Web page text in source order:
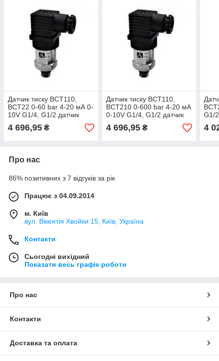
Датчик тиску BCT110,
BCT22 0-60 bar 4-20 мА 0-
10V G1/4, G1/2 датчик
4 696,95 ₴
Датчик тиску BCT110,
BCT210 0-600 bar 4-20 мА
0-10V G1/4, G1/2 датчик
4 696,95₴
G1/
4
Про нас
86% позитивних з 7 відгуків за рік
Працює з 04.09.2014
м. Київ
вул. Вікентія Хвойки 15, Київ, Україна
Контакти
Сьогодні вихідний
Показати весь графік роботи
Про нас
Контакти
Доставка та оплата